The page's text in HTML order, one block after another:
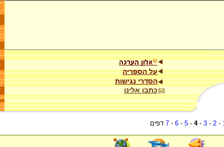
על הספריה
הסדרי נגישות
כתבו אלינו
-
2
-
3
-
4
-
5
-
6
-
7 דפים